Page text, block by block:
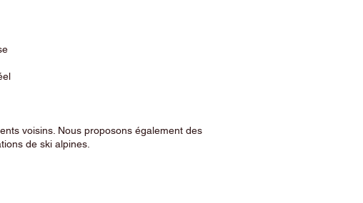
voisins. Nous proposons également des
de ski alpines.